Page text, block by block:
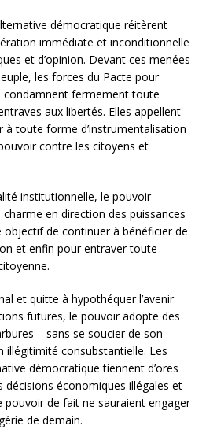
démocratique réitèrent
immédiate et inconditionnelle
et d’opinion. Devant ces menées
les forces du Pacte pour
condamnent fermement toute
aux libertés. Elles appellent
à toute forme d’instrumentalisation
contre les citoyens et
institutionnelle, le pouvoir
en direction des puissances
objectif de continuer à bénéficier de
et enfin pour entraver toute
et quitte à hypothéquer l’avenir
futures, le pouvoir adopte des
– sans se soucier de son
consubstantielle. Les
démocratique tiennent d’ores
décisions économiques illégales et
pouvoir de fait ne sauraient engager
de demain.